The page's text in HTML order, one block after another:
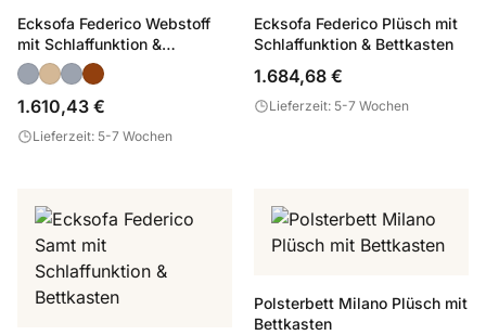
Ecksofa Federico Webstoff
mit Schlaffunktion &
Bettkasten
1.610,43 €
Lieferzeit: 5-7 Wochen
Ecksofa Federico Plüsch mit
Schlaffunktion & Bettkasten
1.684,68 €
Lieferzeit: 5-7 Wochen
Polsterbett Milano Plüsch mit
Bettkasten